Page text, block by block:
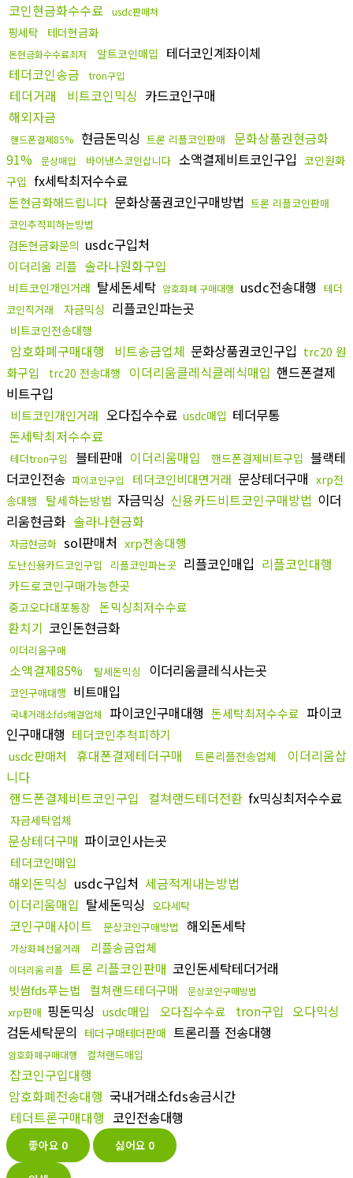
코인현금화수수료
usdc판매처
핑세탁 테더현금화
돈현금화수수료최저 알트코인매입
테더코인계좌이체
테더코인송금
tron구입
테더거래 비트코인믹싱 카드코인구매
해외자금
핸드폰결제85% 현금돈믹싱 트론 리플코인판매
문화상품권현금화
91%
문상매입 바이낸스코인삽니다 소액결제비트코인구입 코인원화
구입 fx세탁최저수수료
돈현금화해드립니다 문화상품권코인구매방법 트론 리플코인판매
코인추적피하는방법
검돈현금화문의 usdc구입처
이더리움 리플 솔라나원화구입
비트코인개인거래 탈세돈세탁 암호화폐 구매대행 usdc전송대행 테더
코인직거래
자금믹싱 리플코인파는곳
비트코인전송대행
암호화폐구매대행 비트송금업체 문화상품권코인구입 trc20 원
화구입
trc20 전송대행 이더리움클레식클레식매입 핸드폰결제
비트구입
비트코인개인거래 오다집수수료 usdc매입 테더무통
돈세탁최저수수료
테더tron구입 블테판매 이더리움매입 핸드폰결제비트구입 블랙테
더코인전송 파이코인구입 테더코인비대면거래 문상테더구매 xrp전
송대행
탈세하는방법 자금믹싱 신용카드비트코인구매방법 이더
리움현금화 솔라나현금화
자금현금화 sol판매처 xrp전송대행
도난신용카드코인구입 리플코인파는곳 리플코인매입 리플코인대행
카드로코인구매가능한곳
중고오다대포통장 돈믹싱최저수수료
환치기 코인돈현금화
이더리움구매
소액결제85% 탈세돈믹싱 이더리움클레식사는곳
코인구매대행 비트매입
국내거래소fds해결업체 파이코인구매대행 돈세탁최저수수료 파이코
인구매대행 테더코인추척피하기
usdc판매처
휴대폰결제테더구매 트론리플전송업체
이더리움삽
니다
핸드폰결제비트코인구입 컬쳐랜드테더전환 fx믹싱최저수수료
자금세탁업체
문상테더구매 파이코인사는곳
테더코인매입
해외돈믹싱 usdc구입처 세금적게내는방법
이더리움매입 탈세돈믹싱 오다세탁
코인구매사이트 문상코인구매방법 해외돈세탁
가상화폐선물거래 리플송금업체
이더리움 리플 트론 리플코인판매 코인돈세탁테더거래
빗썸fds푸는법 컬쳐랜드테더구매 문상코인구매방법
xrp판매 핑돈믹싱 usdc매입 오다집수수료 tron구입 오다믹싱
검돈세탁문의 테더구매테더판매 트론리플 전송대행
암호화폐구매대행 컬쳐랜드매입
잡코인구입대행
암호화폐전송대행 국내거래소fds송금시간
테더트론구매대행 코인전송대행
좋아요 0 싫어요 0